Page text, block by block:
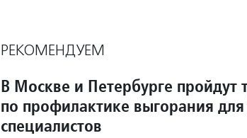
РЕКОМЕНДУЕМ
В Москве и Петербурге пройдут
по профилактике выгорания
специалистов